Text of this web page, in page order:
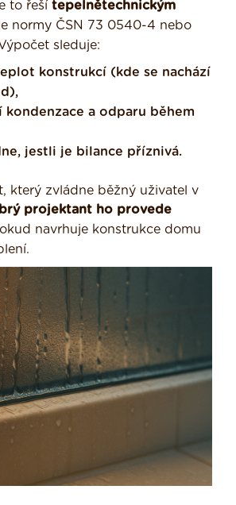
to řeší tepelnětechnickým
normy ČSN 73 0540-4 nebo
sleduje:
konstrukcí (kde se nachází
kondenzace a odparu během
jestli je bilance příznivá.
který zvládne běžný uživatel v
projektant ho provede
navrhuje konstrukce domu